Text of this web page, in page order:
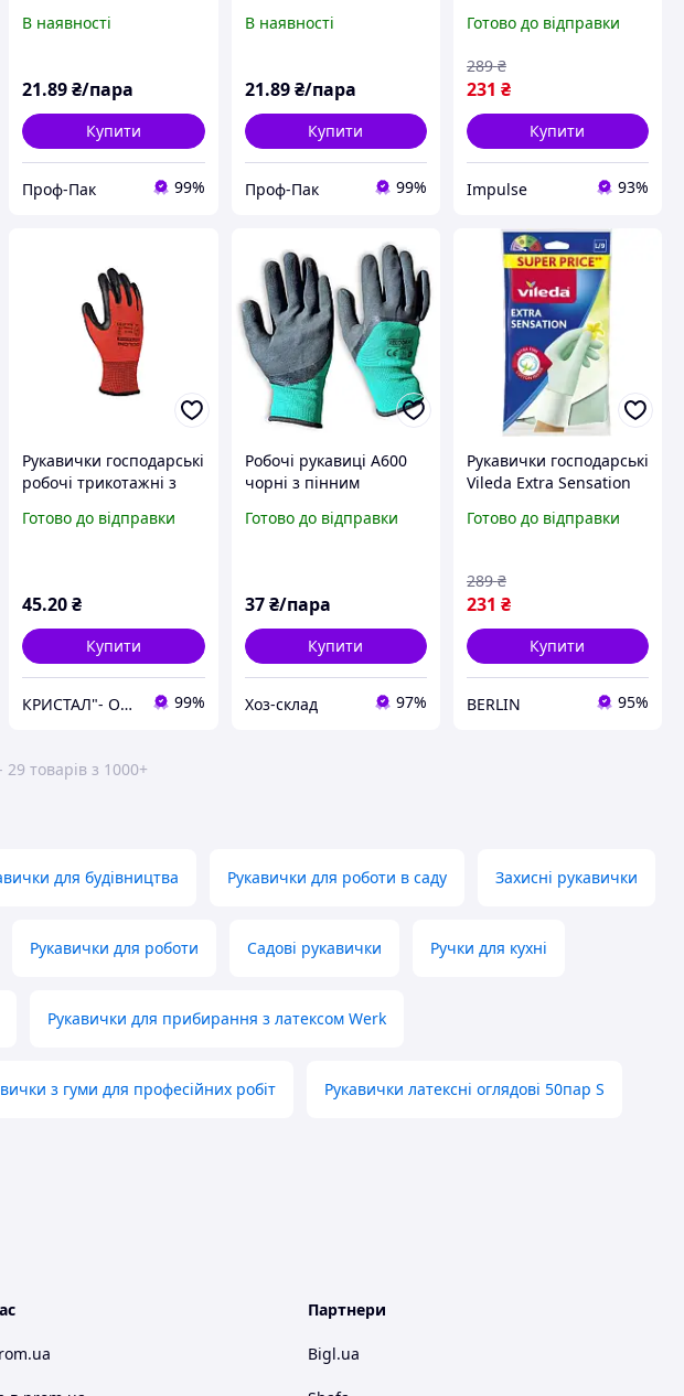
L сині 20 г 2 шт/уп
В наявності
21.89₴/пара
Купити
Проф-Пак 99%
XL сині 20 г 2 шт/уп
В наявності
21.89 ₴/пара
Купити
Проф-Пак 99%
делікатних робіт Розмір
impulse
Готово до відправки
231 ₴
289 ₴
Купити
Impulse 93%
Рукавички господарські
робочі трикотажні з
DOLONI EXTRAGRAB,
Готово до відправки
45.20₴
Купити
КРИСТАЛ"- Оптова та розрібна торгівля одноразовим посудом,товарами санітарно-побутового призначення 99%
Робочі рукавиці А600
чорні з пінним
будівельних, садових
Готово до відправки
37 ₴/пара
Купити
Хоз-склад 97%
Рукавички господарські
Vileda Extra Sensation
делікатних робіт Розмір
Готово до відправки
231 ₴
289 ₴
Купити
BERLIN 95%
товарів з 1000+
для будівництва Рукавички для роботи в саду Захисні рукавички
Рукавички для роботи Садові рукавички Ручки для кухні
Рукавички для прибирання з латексом Werk
з гуми для професійних робіт Рукавички латексні оглядові 50пар S
Партнери
Bigl.ua